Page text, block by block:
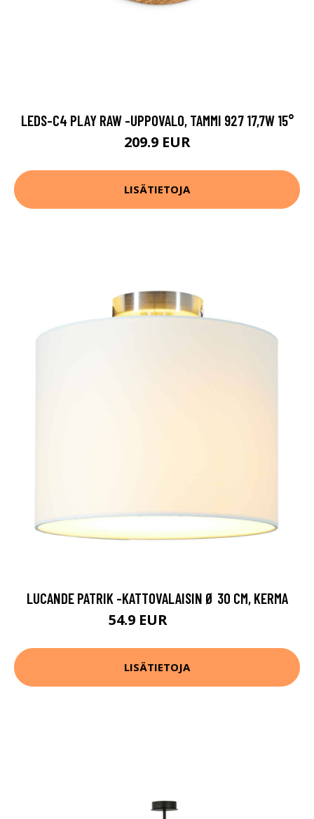
LEDS-C4 PLAY RAW -UPPOVALO, TAMMI 927 17,7W 15°
209.9 EUR
LISÄTIETOJA
LUCANDE PATRIK -KATTOVALAISIN Ø 30 CM, KERMA
54.9 EUR
LISÄTIETOJA